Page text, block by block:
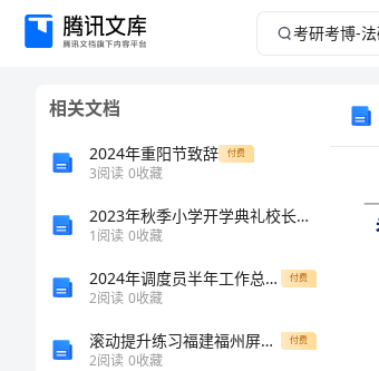
考
相关文档
2024年重阳节致辞 付费
3阅读 0收藏
2023年秋季小学开学典礼校长讲话稿
1阅读 0收藏
2024年调度员半年工作总结(精选8篇) 付费
2阅读 0收藏
滚动提升练习福建福州屏东中学数学七年级上册期末综合测评同步测试试卷（含答案详解版） 付费
2阅读 0收藏